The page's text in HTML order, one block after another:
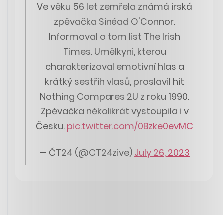
Ve věku 56 let zemřela známá irská
zpěvačka Sinéad O'Connor.
Informoval o tom list The Irish
Times. Umělkyni, kterou
charakterizoval emotivní hlas a
krátký sestřih vlasů, proslavil hit
Nothing Compares 2U z roku 1990.
Zpěvačka několikrát vystoupila i v
Česku. pic.twitter.com/0Bzke0evMC
— ČT24 (@CT24zive) July 26, 2023